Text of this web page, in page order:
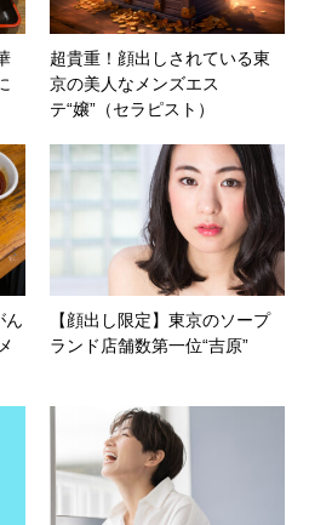
超貴重！顔出しされている東
京の美人なメンズエス
テ“嬢”（セラピスト）
ん
【顔出し限定】東京のソープ
ランド店舗数第一位“吉原”